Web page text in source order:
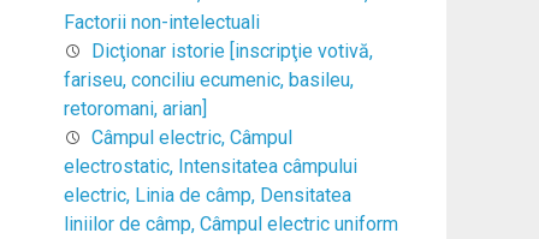
Factorii non-intelectuali
Dicţionar istorie [inscripţie votivă,
fariseu, conciliu ecumenic, basileu,
retoromani, arian]
Câmpul electric, Câmpul
electrostatic, Intensitatea câmpului
electric, Linia de câmp, Densitatea
liniilor de câmp, Câmpul electric uniform